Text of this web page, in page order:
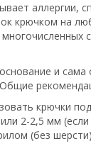
на
и
крючки
2-2,5 мм (если
(без